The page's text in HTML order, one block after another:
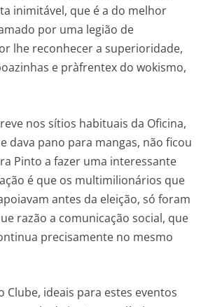
inimitável, que é a do melhor
por uma legião de
lhe reconhecer a superioridade,
e pràfrentex do wokismo,
nos sítios habituais da Oficina,
dava pano para mangas, não ficou
Pinto a fazer uma interessante
é que os multimilionários que
antes da eleição, só foram
razão a comunicação social, que
precisamente no mesmo
Clube, ideais para estes eventos